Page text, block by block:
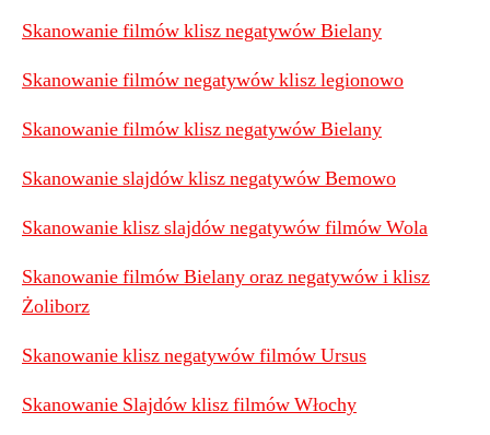
Skanowanie filmów klisz negatywów Bielany
Skanowanie filmów negatywów klisz legionowo
Skanowanie filmów klisz negatywów Bielany
Skanowanie slajdów klisz negatywów Bemowo
Skanowanie klisz slajdów negatywów filmów Wola
Skanowanie filmów Bielany oraz negatywów i klisz
Żoliborz
Skanowanie klisz negatywów filmów Ursus
Skanowanie Slajdów klisz filmów Włochy